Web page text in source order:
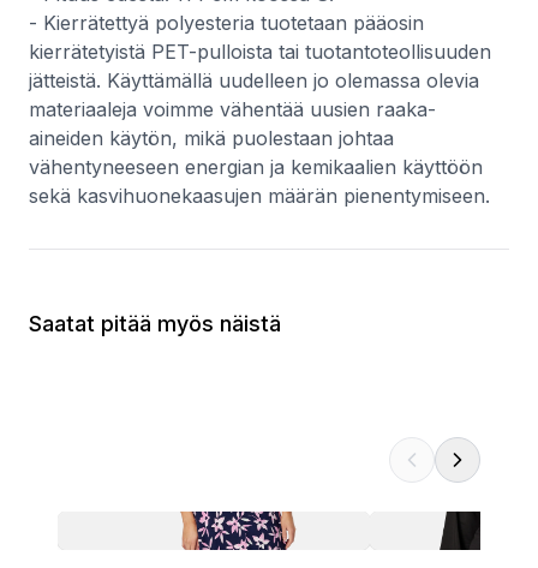
- Kierrätettyä polyesteria tuotetaan pääosin
kierrätetyistä PET-pulloista tai tuotantoteollisuuden
jätteistä. Käyttämällä uudelleen jo olemassa olevia
materiaaleja voimme vähentää uusien raaka-
aineiden käytön, mikä puolestaan johtaa
vähentyneeseen energian ja kemikaalien käyttöön
sekä kasvihuonekaasujen määrän pienentymiseen.
Saatat pitää myös näistä